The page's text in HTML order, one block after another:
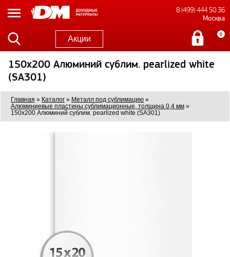
8 (499) 444 50 36
Москва
Акции 0
150x200 Алюминий сублим. pearlized white
(SA301)
Главная » Каталог » Металл под сублимацию »
Алюминиевые пластины сублимационные, толщина 0,4 мм »
150x200 Алюминий сублим. pearlized white (SA301)